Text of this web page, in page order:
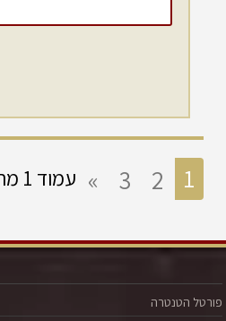
עמוד 1 מתוך 3 1
2
3
»
פורטל הטנטרה